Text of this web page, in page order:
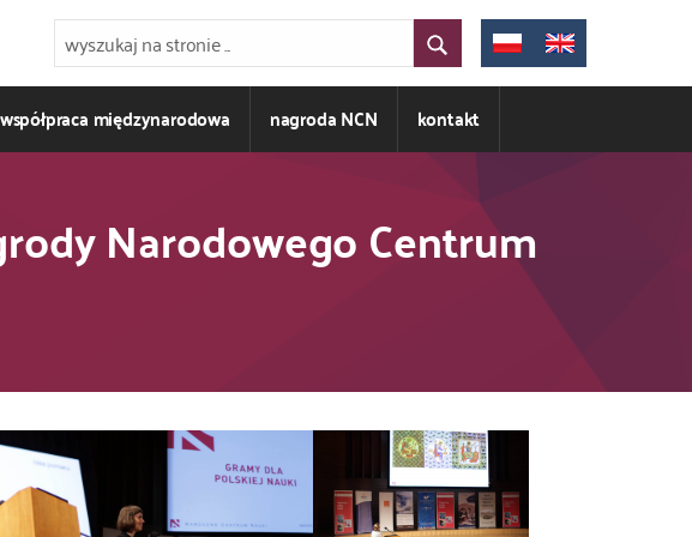
współpraca międzynarodowa nagroda NCN kontakt
Narodowego Centrum